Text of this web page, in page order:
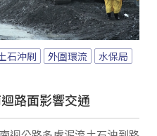
石沖刷 外圍環流
水保局
路面影響交通